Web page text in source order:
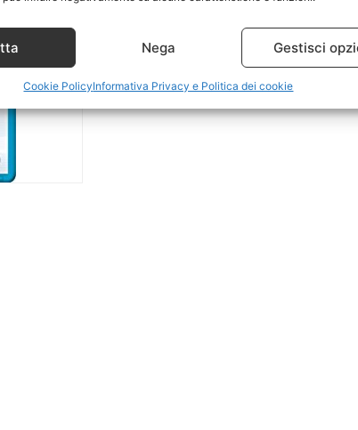
Nega Gestisci
Cookie PolicyInformativa Privacy e Politica dei cookie